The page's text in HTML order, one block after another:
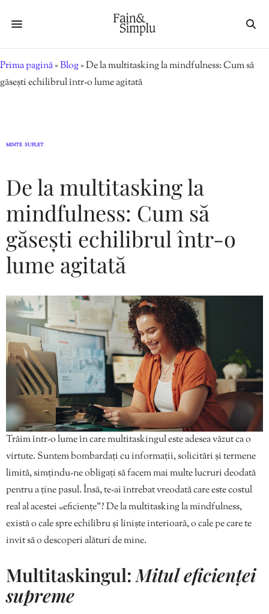
Prima pagină»Blog»De la multitasking la mindfulness: Cum să
găsești echilibrul într-o lume agitată
MINTE SUFLET
De la multitasking la
mindfulness: Cum să
găsești echilibrul într-o
lume agitată
Trăim într-o lume în care multitaskingul este adesea văzut ca o
virtute. Suntem bombardați cu informații, solicitări și termene
limită, simțindu-ne obligați să facem mai multe lucruri deodată
pentru a ține pasul. Însă, te-ai întrebat vreodată care este costul
real al acestei „eficiențe”? De la multitasking la mindfulness,
există o cale spre echilibru și liniște interioară, o cale pe care te
invit să o descoperi alături de mine.
Multitaskingul:Mitul eficienței
supreme